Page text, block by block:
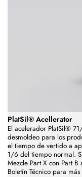
PlatSil® Acellerator
El acelerador PlatSil®
desmoldeo para los
el tiempo de vertido a
1/6 del tiempo normal.
Mezcle Part X con Part
Boletín Técnico para más